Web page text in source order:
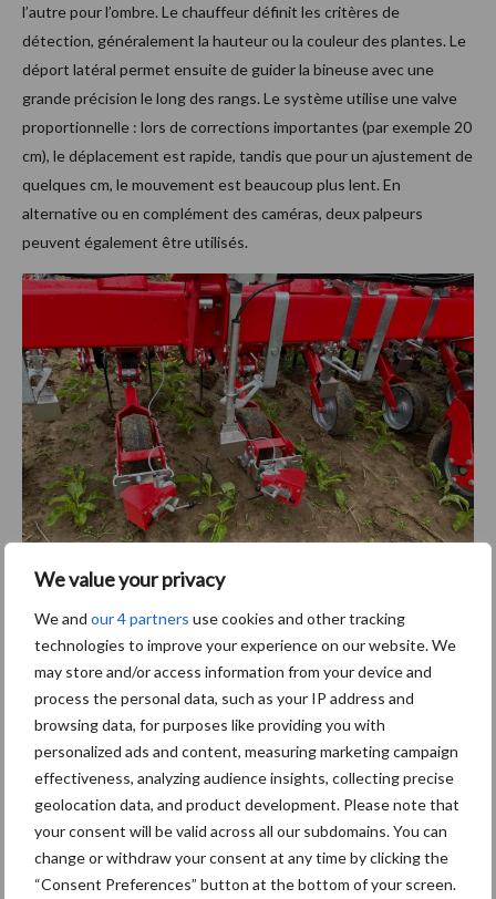
We value your privacy
We and our 4 partners use cookies and other tracking
technologies to improve your experience on our website. We
may store and/or access information from your device and
process the personal data, such as your IP address and
browsing data, for purposes like providing you with
personalized ads and content, measuring marketing campaign
effectiveness, analyzing audience insights, collecting precise
geolocation data, and product development. Please note that
your consent will be valid across all our subdomains. You can
change or withdraw your consent at any time by clicking the
“Consent Preferences” button at the bottom of your screen.
l’autre pour l’ombre. Le chauffeur définit les critères de
détection, généralement la hauteur ou la couleur des plantes. Le
déport latéral permet ensuite de guider la bineuse avec une
grande précision le long des rangs. Le système utilise une valve
proportionnelle : lors de corrections importantes (par exemple 20
cm), le déplacement est rapide, tandis que pour un ajustement de
quelques cm, le mouvement est beaucoup plus lent. En
alternative ou en complément des caméras, deux palpeurs
peuvent également être utilisés.
En alternative ou en complément des caméras, deux palpeurs
peuvent également être utilisés.
Poids, puissance et précision
La pompe avant est entraînée hydrauliquement, la pompe arrière
attelée à un New Holland T7.225. Plusieurs raisons expliquent ce
choix : le poids total de l’ensemble est conséquent (bineuse : 1
370 kg, pulvérisateur : environ 1 000 kg, déport latéral : plus de
500 kg). De plus, un débit d’huile et une puissance importante
sont nécessaires. Un tracteur plus léger aurait sans doute suffi,